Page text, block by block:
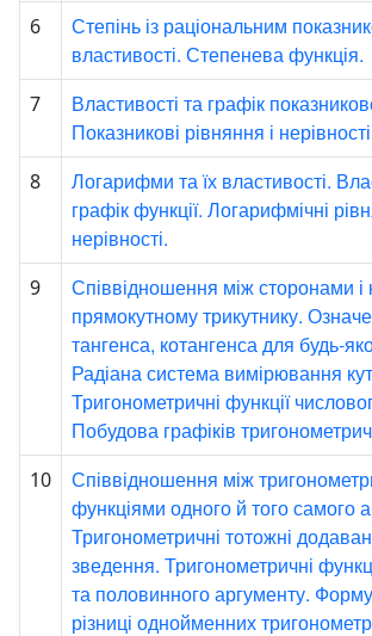
6
Степінь із раціональним
властивості. Степенева функція.
7
Властивості та графік
Показникові рівняння і
8
Логарифми та їх властивості.
графік функції. Логарифмічні
нерівності.
9
Співвідношення між сторонами і
прямокутному трикутнику.
тангенса, котангенса для будь-
Радіана система вимірювання
Тригонометричні функції
Побудова графіків
10
Співвідношення між
функціями одного й того самого
Тригонометричні тотожні
зведення. Тригонометричні
та половинного аргументу.
різниці однойменних